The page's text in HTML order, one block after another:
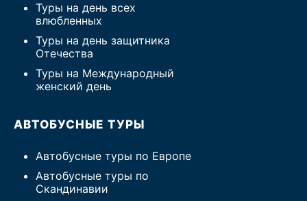
Туры на день всех
влюбленных
Туры на день защитника
Отечества
Туры на Международный
женский день
АВТОБУСНЫЕ ТУРЫ
Автобусные туры по Европе
Автобусные туры по
Скандинавии